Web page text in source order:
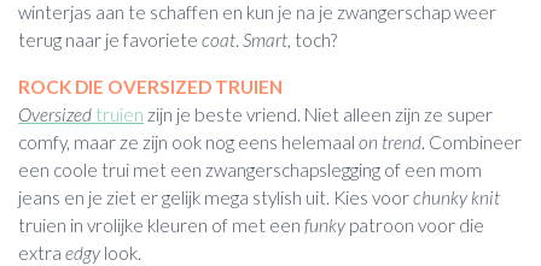
winterjas aan te schaffen en kun je na je zwangerschap weer
terug naar je favoriete coat. Smart, toch?
ROCK DIE OVERSIZED TRUIEN
Oversized truien zijn je beste vriend. Niet alleen zijn ze super
comfy, maar ze zijn ook nog eens helemaal on trend. Combineer
een coole trui met een zwangerschapslegging of een mom
jeans en je ziet er gelijk mega stylish uit. Kies voorchunky knit
truien in vrolijke kleuren of met een funky patroon voor die
extra edgy look.